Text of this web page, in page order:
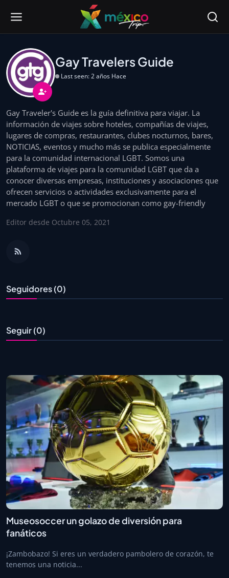
Gay Travelers Guide
Last seen: 2 años Hace
Gay Traveler's Guide es la guía definitiva para viajar. La
información de viajes sobre hoteles, compañías de viajes,
lugares de compras, restaurantes, clubes nocturnos, bares,
NOTICIAS, eventos y mucho más se publica especialmente
para la comunidad internacional LGBT. Somos una
plataforma de viajes para la comunidad LGBT que da a
conocer diversas empresas, instituciones y asociaciones que
ofrecen servicios o actividades exclusivamente para el
mercado LGBT o que se promocionan como gay-friendly
Editor desde Octubre 05, 2021
Seguidores (0)
Seguir (0)
Museosoccer un golazo de diversión para
fanáticos
¡Zambobazo! Si eres un verdadero pambolero de corazón, te
tenemos una noticia...